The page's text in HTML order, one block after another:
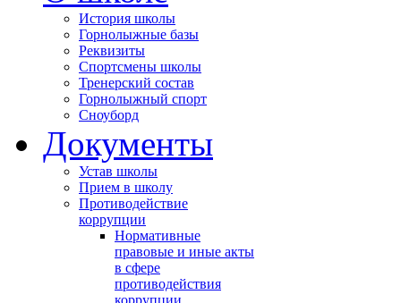
История школы
Горнолыжные базы
Реквизиты
Спортсмены школы
Тренерский состав
Горнолыжный спорт
Сноуборд
Документы
Устав школы
Прием в школу
Противодействие
коррупции
Нормативные
правовые и иные акты
в сфере
противодействия